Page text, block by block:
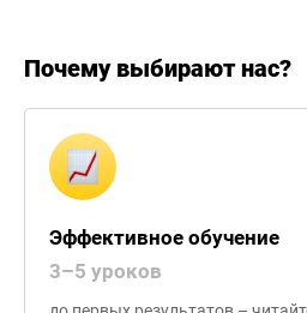
Почему выбирают нас?
Эффективное обучение
3–5 уроков